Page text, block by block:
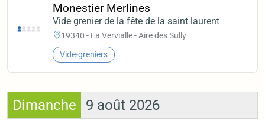
Monestier Merlines
Vide grenier de la fête de la saint laurent
19340 - La Vervialle - Aire des Sully
Vide-greniers
Dimanche 9 août 2026